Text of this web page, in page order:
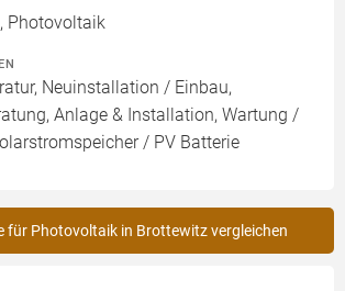
Photovoltaik
Neuinstallation / Einbau,
Anlage & Installation, Wartung /
/ PV Batterie
für Photovoltaik in Brottewitz vergleichen